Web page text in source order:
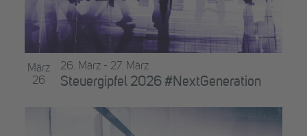
März
26
Steuergipfel 2026 #NextGeneration
26. März - 27. März